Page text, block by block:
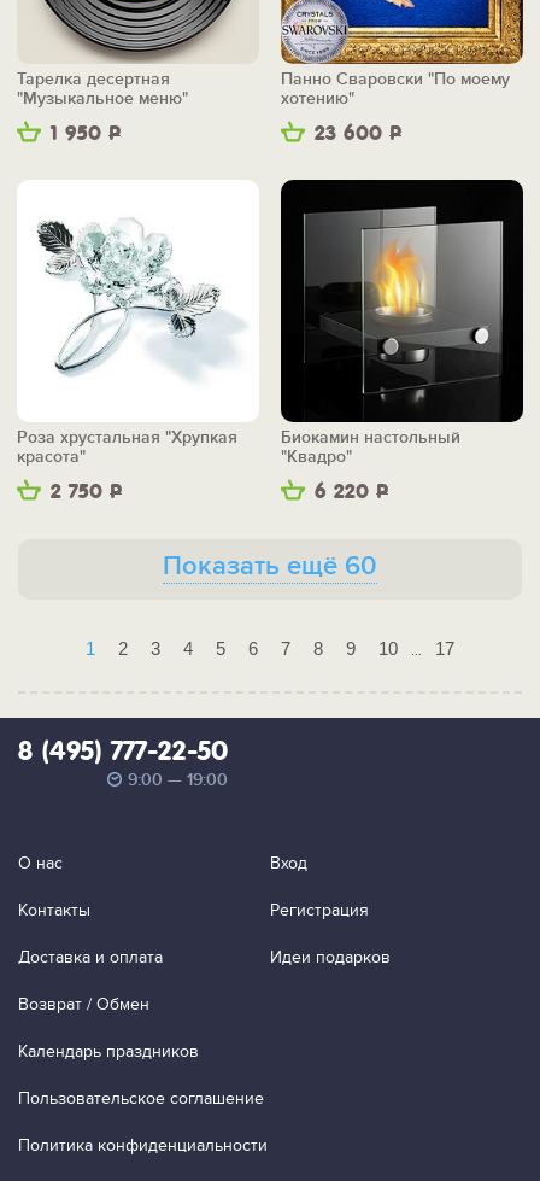
1 950 Р
Тарелка десертная
"Музыкальное меню"
23 600 Р
Панно Сваровски "По моему
хотению"
2 750 Р
Роза хрустальная "Хрупкая
красота"
6 220 Р
Биокамин настольный
"Квадро"
Показать ещё 60
1 2 3 4 5 6 7 8 9 10 ... 17
8 (495) 777-22-50
9:00 — 19:00
О нас
Контакты
Доставка и оплата
Возврат / Обмен
Календарь праздников
Пользовательское соглашение
Политика конфиденциальности
Вход
Регистрация
Идеи подарков